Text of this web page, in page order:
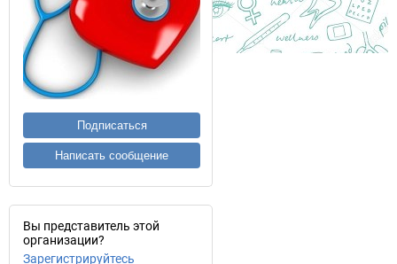
Подписаться
Написать сообщение
Вы представитель этой
организации?
Зарегистрируйтесь